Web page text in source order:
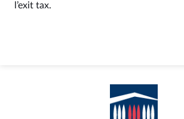
l’exit tax.